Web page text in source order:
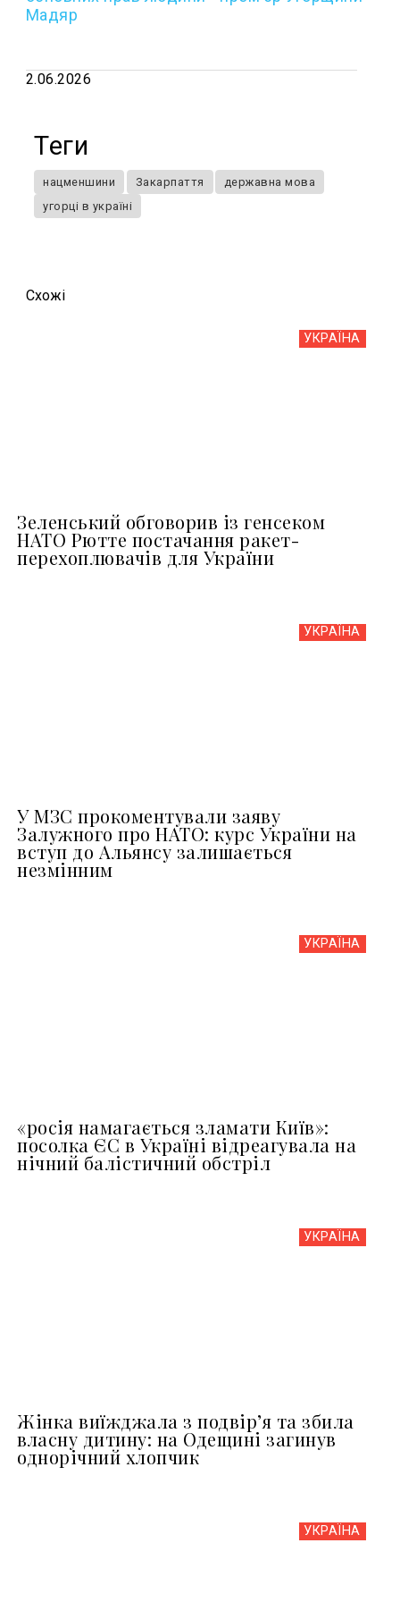
Мадяр
2.06.2026
Теги
нацменшини Закарпаття
державна мова
угорці в україні
Схожi
УКРАЇНА
Зеленський обговорив із генсеком
НАТО Рютте постачання ракет-
перехоплювачів для України
УКРАЇНА
У МЗС прокоментували заяву
Залужного про НАТО: курс України на
вступ до Альянсу залишається
незмінним
УКРАЇНА
«росія намагається зламати Київ»:
посолка ЄС в Україні відреагувала на
нічний балістичний обстріл
УКРАЇНА
Жінка виїжджала з подвір’я та збила
власну дитину: на Одещині загинув
однорічний хлопчик
УКРАЇНА